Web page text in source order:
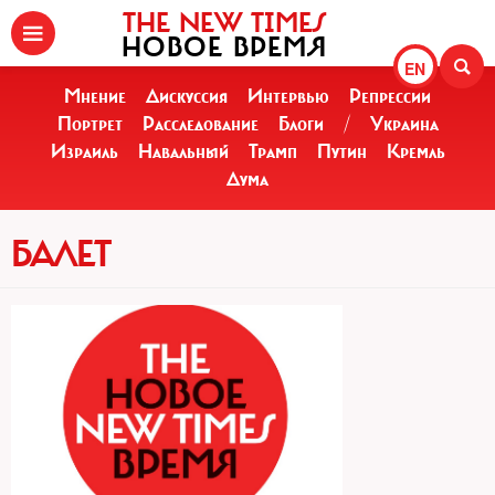
EN
THE NEW TIMES
НОВОЕ ВРЕМЯ
Мнение Дискуссия Интервью
Репрессии
Портрет
Расследование Блоги /
Украина
Израиль
Навальный Трамп Путин
Кремль
Дума
БАЛЕТ